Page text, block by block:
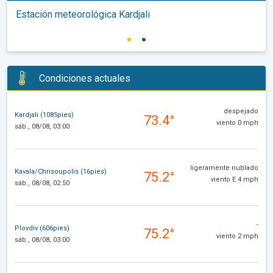
Estación meteorológica Kardjali
Condiciones actuales
Kardjali (1085pies)
sáb., 08/08, 03:00
73.4°
despejado
viento 0 mph
Kavala/Chrisoupolis (16pies)
sáb., 08/08, 02:50
75.2°
ligeramente nublado
viento E 4 mph
Plovdiv (606pies)
sáb., 08/08, 03:00
75.2°
-
viento 2 mph